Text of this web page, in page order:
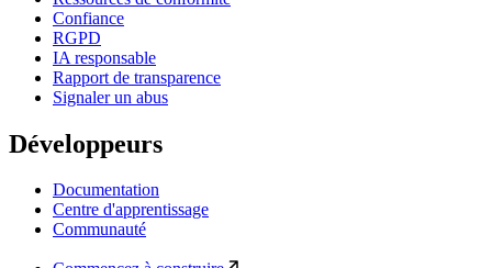
Confiance
RGPD
IA responsable
Rapport de transparence
Signaler un abus
Développeurs
Documentation
Centre d'apprentissage
Communauté